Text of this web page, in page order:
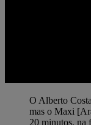
O Alberto
mas o Maxi
20 minutos, na